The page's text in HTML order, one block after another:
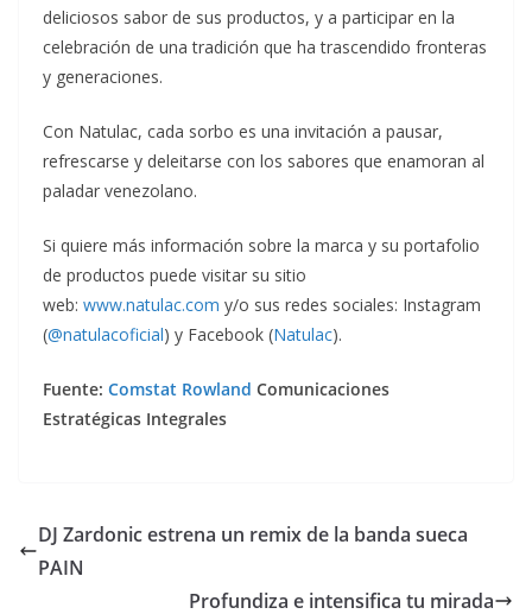
deliciosos sabor de sus productos, y a participar en la
celebración de una tradición que ha trascendido fronteras
y generaciones.
Con Natulac, cada sorbo es una invitación a pausar,
refrescarse y deleitarse con los sabores que enamoran al
paladar venezolano.
Si quiere más información sobre la marca y su portafolio
de productos puede visitar su sitio
web: www.natulac.com y/o sus redes sociales: Instagram
(@natulacoficial) y Facebook (Natulac).
Fuente: Comstat Rowland Comunicaciones
Estratégicas Integrales
DJ Zardonic estrena un remix de la banda sueca
PAIN
Profundiza e intensifica tu mirada